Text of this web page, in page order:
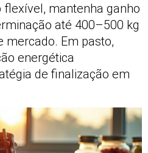
mantenha ganho
até 400–500 kg
mercado. Em pasto,
energética
de finalização em